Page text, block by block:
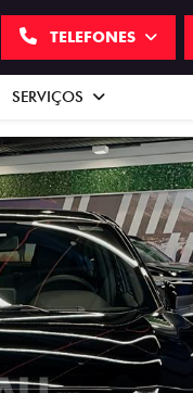
TELEFONES
SERVIÇOS